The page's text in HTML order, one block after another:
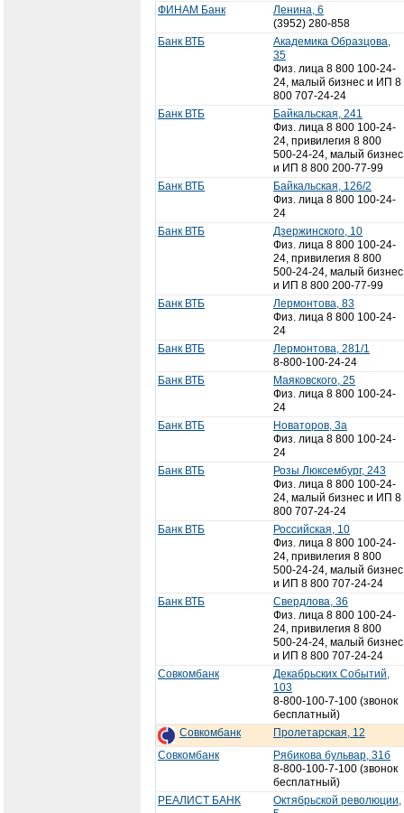
ФИНАМ Банк
Ленина, 6
(3952) 280-858
Банк ВТБ
Академика Образцова,
35
Физ. лица 8 800 100-24-
24, малый бизнес и ИП 8
800 707-24-24
Банк ВТБ
Байкальская, 241
Физ. лица 8 800 100-24-
24, привилегия 8 800
500-24-24, малый бизнес
и ИП 8 800 200-77-99
Банк ВТБ
Байкальская, 126/2
Физ. лица 8 800 100-24-
24
Банк ВТБ
Дзержинского, 10
Физ. лица 8 800 100-24-
24, привилегия 8 800
500-24-24, малый бизнес
и ИП 8 800 200-77-99
Банк ВТБ
Лермонтова, 83
Физ. лица 8 800 100-24-
24
Банк ВТБ
Лермонтова, 281/1
8-800-100-24-24
Банк ВТБ
Маяковского, 25
Физ. лица 8 800 100-24-
24
Банк ВТБ
Новаторов, 3а
Физ. лица 8 800 100-24-
24
Банк ВТБ
Розы Люксембург, 243
Физ. лица 8 800 100-24-
24, малый бизнес и ИП 8
800 707-24-24
Банк ВТБ
Российская, 10
Физ. лица 8 800 100-24-
24, привилегия 8 800
500-24-24, малый бизнес
и ИП 8 800 707-24-24
Банк ВТБ
Свердлова, 36
Физ. лица 8 800 100-24-
24, привилегия 8 800
500-24-24, малый бизнес
и ИП 8 800 707-24-24
Совкомбанк
Декабрьских Событий,
103
8-800-100-7-100 (звонок
бесплатный)
Совкомбанк
Пролетарская, 12
Совкомбанк
Рябикова бульвар, 31б
8-800-100-7-100 (звонок
бесплатный)
РЕАЛИСТ БАНК
Октябрьской революции,